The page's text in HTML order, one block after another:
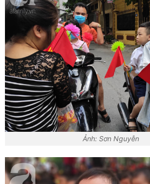
Ảnh: Sơn Nguyễn